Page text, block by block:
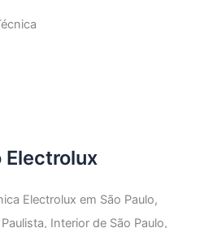
Electrolux
Electrolux em São Paulo,
Interior de São Paulo,